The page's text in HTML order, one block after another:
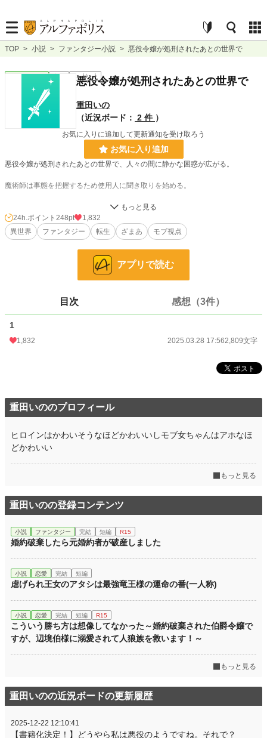
TOP > 小説 > ファンタジー小説 > 悪役令嬢が処刑されたあとの世界で
ファンタジー 完結 ｼｮｰﾄｼｮｰﾄ
悪役令嬢が処刑されたあとの世界で
重田いの
（近況ボード： 2 件 ）
お気に入りに追加して更新通知を受け取ろう
お気に入り追加
悪役令嬢が処刑されたあとの世界で、人々の間に静かな困惑が広がる。
魔術師は事態を把握するため使用人に聞き取りを始める。
案外、普段踏まれている側の人々の方が真実を理解しているものである。
小説 5,745 位 / 229,024 件
1,001 位 / 53,357 件
248 pt
文字数 2,809
更新日時
週間ポイント 2,893 pt (3,498 位)
年間ポイント 187,166 pt (3,352 位)
累計ポイント 262,300 pt (16,728 位)
24h.ポイント 248pt
1,832
異世界
ファンタジー 転生 ざまあ モブ視点
アプリで読む
目次 感想（3件）
1
1,832 2025.03.28 17:562,809文字
重田いののプロフィール
ヒロインはかわいそうなほどかわいいしモブ女ちゃんはアホなほ
どかわいい
もっと見る
重田いのの登録コンテンツ
小説 ファンタジー 完結 短編 R15
婚約破棄したら元婚約者が破産しました
小説 恋愛 完結 短編
虐げられ王女のアタシは最強竜王様の運命の番(一人称)
小説 恋愛 完結 短編 R15
こういう勝ち方は想像してなかった～婚約破棄された伯爵令嬢で
すが、辺境伯様に溺愛されて人狼族を救います！～
もっと見る
重田いのの近況ボードの更新履歴
2025-12-22 12:10:41
【書籍化決定！】どうやら私は悪役のようですね。それで？